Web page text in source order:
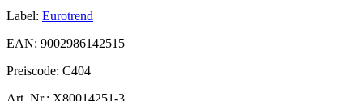
Label: Eurotrend
EAN: 9002986142515
Preiscode: C404
Art. Nr.: X80014251-3